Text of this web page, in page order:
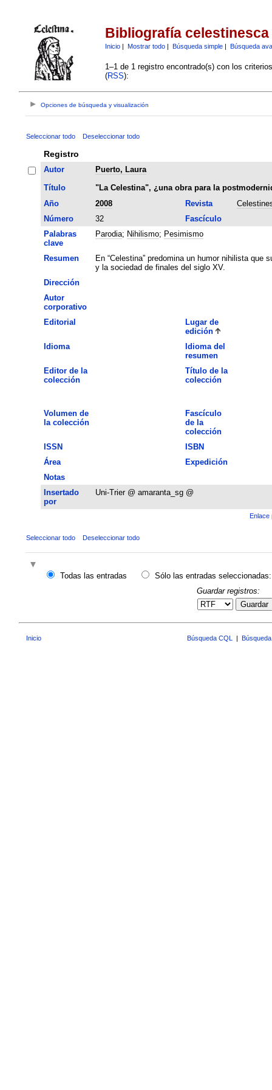
Bibliografía celestinesca
Inicio| Mostrar todo| Búsqueda simple| Búsqueda
1–1 de 1 registro encontrado(s) con los
(RSS):
Opciones de búsqueda y visualización
Seleccionar todo Deseleccionar todo
Registro
Autor
Puerto, Laura
Título
"La Celestina", ¿una obra para la
Año
2008 Revista
Número
32
Fascículo
Palabras
clave
Parodia; Nihilismo; Pesimismo
Resumen
En “Celestina” predomina un humor nihilista
y la sociedad de finales del siglo XV.
Dirección
Autor
corporativo
Editorial
Lugar de
edición
Idioma
Idioma del
resumen
Editor de la
colección
Título de la
colección
Volumen de
la colección
Fascículo
de la
colección
ISSN
ISBN
Área
Expedición
Notas
Insertado
por
Uni-Trier @ amaranta_sg @
Enlace
Seleccionar todo Deseleccionar todo
Todas las entradas
Sólo las entradas seleccionadas:
Guardar registros:
Guardar
Inicio Búsqueda CQL